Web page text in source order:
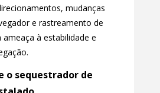
mudanças
e rastreamento de
à estabilidade e
o sequestrador de